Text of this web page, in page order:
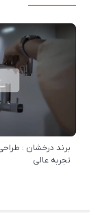
برند درخشان :
تجربه عالی